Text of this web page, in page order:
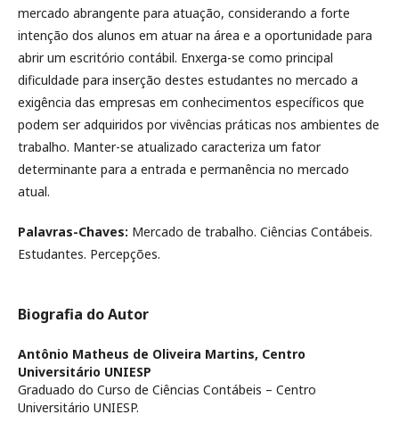
mercado abrangente para atuação, considerando a forte
intenção dos alunos em atuar na área e a oportunidade para
abrir um escritório contábil. Enxerga-se como principal
dificuldade para inserção destes estudantes no mercado a
exigência das empresas em conhecimentos específicos que
podem ser adquiridos por vivências práticas nos ambientes de
trabalho. Manter-se atualizado caracteriza um fator
determinante para a entrada e permanência no mercado
atual.
Palavras-Chaves: Mercado de trabalho. Ciências Contábeis.
Estudantes. Percepções.
Biografia do Autor
Antônio Matheus de Oliveira Martins, Centro
Universitário UNIESP
Graduado do Curso de Ciências Contábeis – Centro
Universitário UNIESP.